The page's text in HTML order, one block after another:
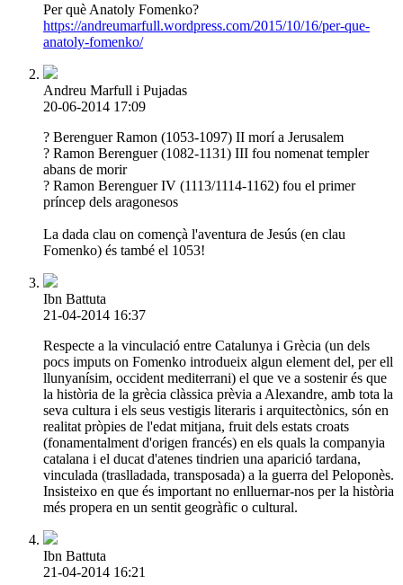
Per què Anatoly Fomenko?
https://andreumarfull.wordpress.com/2015/10/16/per-que-
anatoly-fomenko/
Andreu Marfull i Pujadas
20-06-2014 17:09
? Berenguer Ramon (1053-1097) II morí a Jerusalem
? Ramon Berenguer (1082-1131) III fou nomenat templer
abans de morir
? Ramon Berenguer IV (1113/1114-1162) fou el primer
príncep dels aragonesos
La dada clau on començà l'aventura de Jesús (en clau
Fomenko) és també el 1053!
Ibn Battuta
21-04-2014 16:37
Respecte a la vinculació entre Catalunya i Grècia (un dels
pocs imputs on Fomenko introdueix algun element del, per ell
llunyanísim, occident mediterrani) el que ve a sostenir és que
la història de la grècia clàssica prèvia a Alexandre, amb tota la
seva cultura i els seus vestigis literaris i arquitectònics, són en
realitat pròpies de l'edat mitjana, fruit dels estats croats
(fonamentalment d'origen francés) en els quals la companyia
catalana i el ducat d'atenes tindrien una aparició tardana,
vinculada (traslladada, transposada) a la guerra del Peloponès.
Insisteixo en que és important no enlluernar-nos per la història
més propera en un sentit geogràfic o cultural.
Ibn Battuta
21-04-2014 16:21